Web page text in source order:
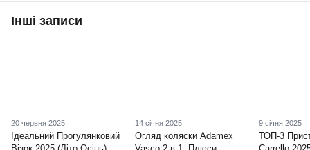
Інші записи
20 червня 2025
Ідеальний Прогулянковий
14 січня 2025
Огляд коляски Adamex
9 січня 2025
ТОП-3